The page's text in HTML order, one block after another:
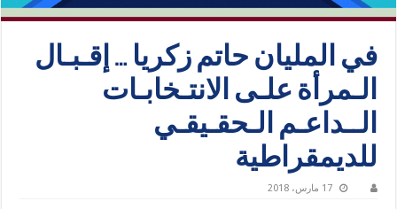
في المليان حاتم زكريا … إقـبـال
الـمرأة علـى الانتـخابـات
الــداعـم الـحقـيقـي
للديمقراطية
17 مارس، 2018